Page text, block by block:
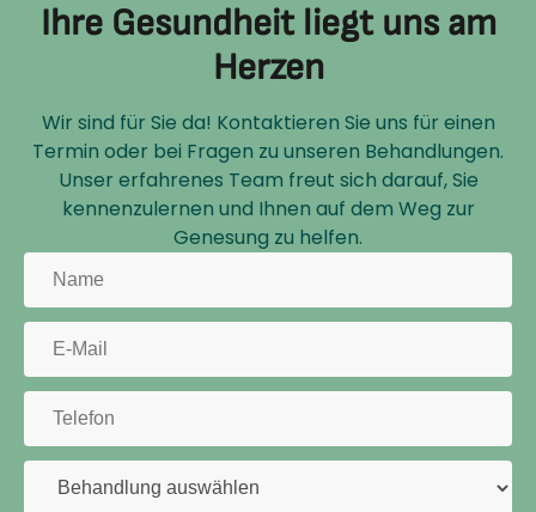
Ihre Gesundheit liegt uns am
Herzen
Wir sind für Sie da! Kontaktieren Sie uns für einen
Termin oder bei Fragen zu unseren Behandlungen.
Unser erfahrenes Team freut sich darauf, Sie
kennenzulernen und Ihnen auf dem Weg zur
Genesung zu helfen.